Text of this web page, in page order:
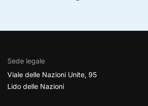
Sede legale
Viale delle Nazioni Unite, 95
Lido delle Nazioni